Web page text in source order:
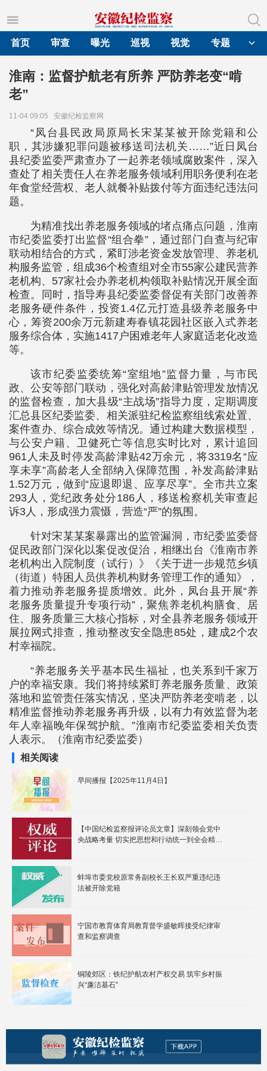
首页
审查 曝光 巡视 视觉 专题
淮南：监督护航老有所养 严防养老变“啃
老”
11-04 09:05 安徽纪检监察网
“凤台县民政局原局长宋某某被开除党籍和公
职，其涉嫌犯罪问题被移送司法机关……”近日凤台
县纪委监委严肃查办了一起养老领域腐败案件，深入
查处了相关责任人在养老服务领域利用职务便利在老
年食堂经营权、老人就餐补贴拨付等方面违纪违法问
题。
为精准找出养老服务领域的堵点痛点问题，淮南
市纪委监委打出监督“组合拳”，通过部门自查与纪审
联动相结合的方式，紧盯涉老资金发放管理、养老机
构服务监管，组成36个检查组对全市55家公建民营养
老机构、57家社会办养老机构领取补贴情况开展全面
检查。同时，指导寿县纪委监委督促有关部门改善养
老服务硬件条件，投资1.4亿元打造县级养老服务中
心，筹资200余万元新建寿春镇花园社区嵌入式养老
服务综合体，实施1417户困难老年人家庭适老化改造
等。
该市纪委监委统筹“室组地”监督力量，与市民
政、公安等部门联动，强化对高龄津贴管理发放情况
的监督检查，加大县级“主战场”指导力度，定期调度
汇总县区纪委监委、相关派驻纪检监察组线索处置、
案件查办、综合成效等情况。通过构建大数据模型，
与公安户籍、卫健死亡等信息实时比对，累计追回
961人未及时停发高龄津贴42万余元，将3319名“应
享未享”高龄老人全部纳入保障范围，补发高龄津贴
1.52万元，做到“应退即退、应享尽享”。全市共立案
293人，党纪政务处分186人，移送检察机关审查起
诉3人，形成强力震慑，营造“严”的氛围。
针对宋某某案暴露出的监管漏洞，市纪委监委督
促民政部门深化以案促改促治，相继出台《淮南市养
老机构出入院制度（试行）》《关于进一步规范乡镇
（街道）特困人员供养机构财务管理工作的通知》，
着力推动养老服务提质增效。此外，凤台县开展“养
老服务质量提升专项行动”，聚焦养老机构膳食、居
住、服务质量三大核心指标，对全县养老服务领域开
展拉网式排查，推动整改安全隐患85处，建成2个农
村幸福院。
“养老服务关乎基本民生福祉，也关系到千家万
户的幸福安康。我们将持续紧盯养老服务质量、政策
落地和监管责任落实情况，坚决严防养老变啃老，以
精准监督推动养老服务再升级，以有力有效监督为老
年人幸福晚年保驾护航。”淮南市纪委监委相关负责
人表示。（淮南市纪委监委）
相关阅读
早间播报【2025年11月4日】
【中国纪检监察报评论员文章】深刻领会党中
央战略考量 切实把思想和行动统一到全会精神
蚌埠市委党校原常务副校长王长双严重违纪违
法被开除党籍
宁国市教育体育局教育督学盛敏晖接受纪律审
查和监察调查
铜陵郊区：铁纪护航农村产权交易 筑牢乡村振
兴“廉洁基石”